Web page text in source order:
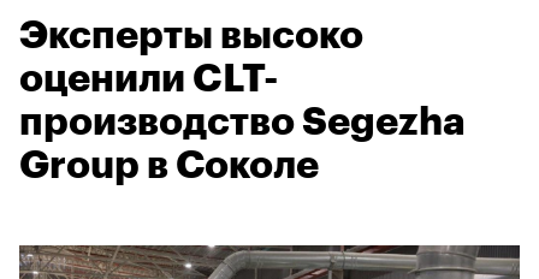
Эксперты высоко
оценили CLT-
производство Segezha
Group в Соколе